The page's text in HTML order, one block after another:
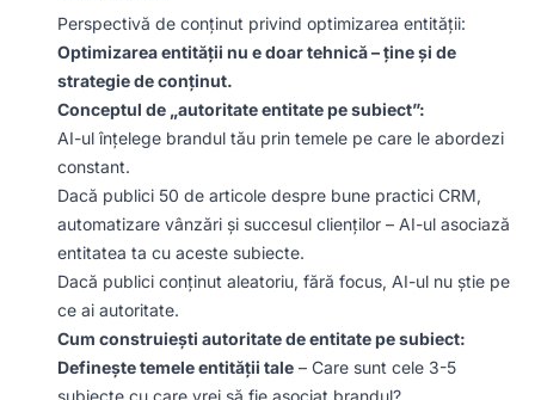
Perspectivă de conținut privind optimizarea entității:
Optimizarea entității nu e doar tehnică – ține și de
strategie de conținut.
Conceptul de „autoritate entitate pe subiect”:
AI-ul înțelege brandul tău prin temele pe care le abordezi
constant.
Dacă publici 50 de articole despre bune practici CRM,
automatizare vânzări și succesul clienților – AI-ul asociază
entitatea ta cu aceste subiecte.
Dacă publici conținut aleatoriu, fără focus, AI-ul nu știe pe
ce ai autoritate.
Cum construiești autoritate de entitate pe subiect:
Definește temele entității tale – Care sunt cele 3-5
subiecte cu care vrei să fie asociat brandul?